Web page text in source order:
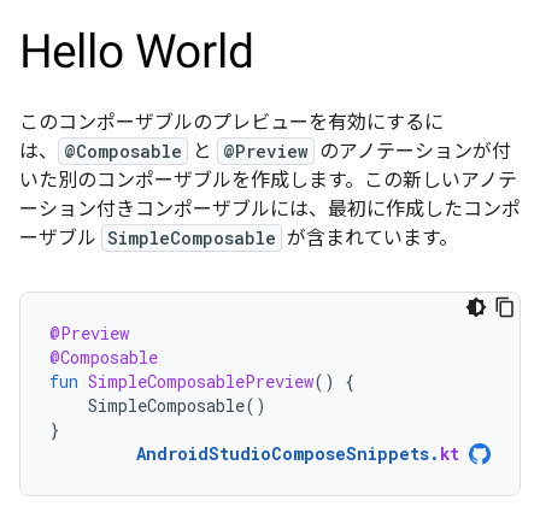
このコンポーザブルのプレビューを有効にするに
は、
@Composable と @Preview のアノテーションが付
いた別のコンポーザブルを作成します。この新しいアノテ
ーション付きコンポーザブルには、最初に作成したコンポ
ーザブル SimpleComposable が含まれています。
@Preview
@Composable
fun SimpleComposablePreview()
{
SimpleComposable()
}
AndroidStudioComposeSnippets. kt